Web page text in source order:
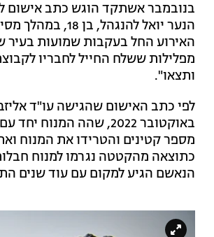
הנער יואל
האירוע החל בעקבות שמועות בעיר
מפלילות ששלח החייל לחבריו
ותצאו".
באוקטובר 2022, שהה
מספר קטינים והטרידו את המנוח
כתוצאה מהקטטה נגרמו למנוח
הנאשם הגיע למקום עם עוד שנים